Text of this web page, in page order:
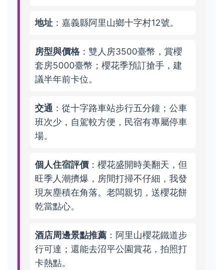
地址 ：嘉義縣阿里山鄉十字村12號。
房型與價格：雙人房3500臺幣，賞櫻
套房5000臺幣；櫻花季預訂搶手，建
議半年前卡位。
交通 ：從十字路車站步行五分鐘；公車
班次少，自駕較方便，民宿有專屬停車
場。
個人住宿評價 ：櫻花盛開時美翻天，但
旺季人潮擠爆，房間打掃不仔細，我發
現灰塵積在角落。老闆親切，送櫻花餅
乾當點心。
酒店周邊景點推薦 ：阿里山櫻花鐵道步
行可達；還能去沼平公園賞花，拍照打
卡熱點。